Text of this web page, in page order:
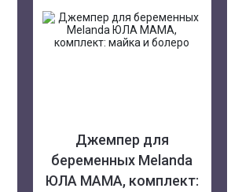
Джемпер для
беременных Melanda
ЮЛА МАМА, комплект: